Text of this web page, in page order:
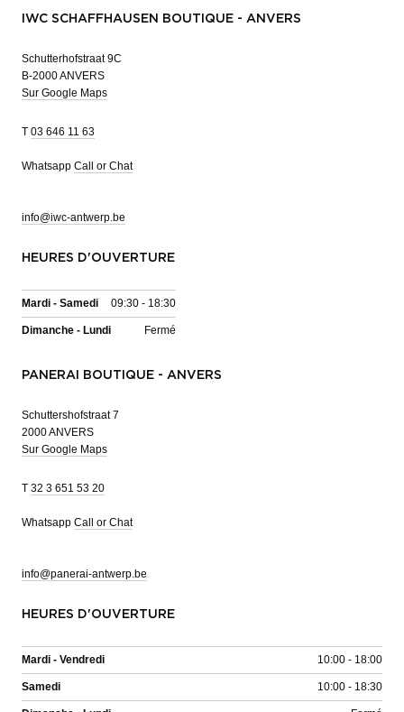
IWC SCHAFFHAUSEN BOUTIQUE - ANVERS
Schutterhofstraat 9C
B-2000 ANVERS
Sur Google Maps
T 03 646 11 63
Whatsapp Call or Chat
info@iwc-antwerp.be
HEURES D'OUVERTURE
Mardi - Samedi 09:30 - 18:30
Dimanche - Lundi Fermé
PANERAI BOUTIQUE - ANVERS
Schuttershofstraat 7
2000 ANVERS
Sur Google Maps
T 32 3 651 53 20
Whatsapp Call or Chat
info@panerai-antwerp.be
HEURES D'OUVERTURE
Mardi - Vendredi 10:00 - 18:00
Samedi 10:00 - 18:30